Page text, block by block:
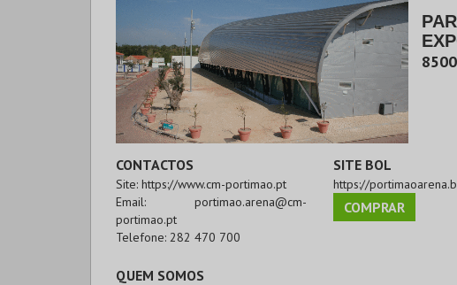
CONTACTOS
Site: https://www.cm-portimao.pt
Email: portimao.arena@cm-
portimao.pt
Telefone: 282 470 700
SITE BOL
https://
COMPRAR
QUEM SOMOS